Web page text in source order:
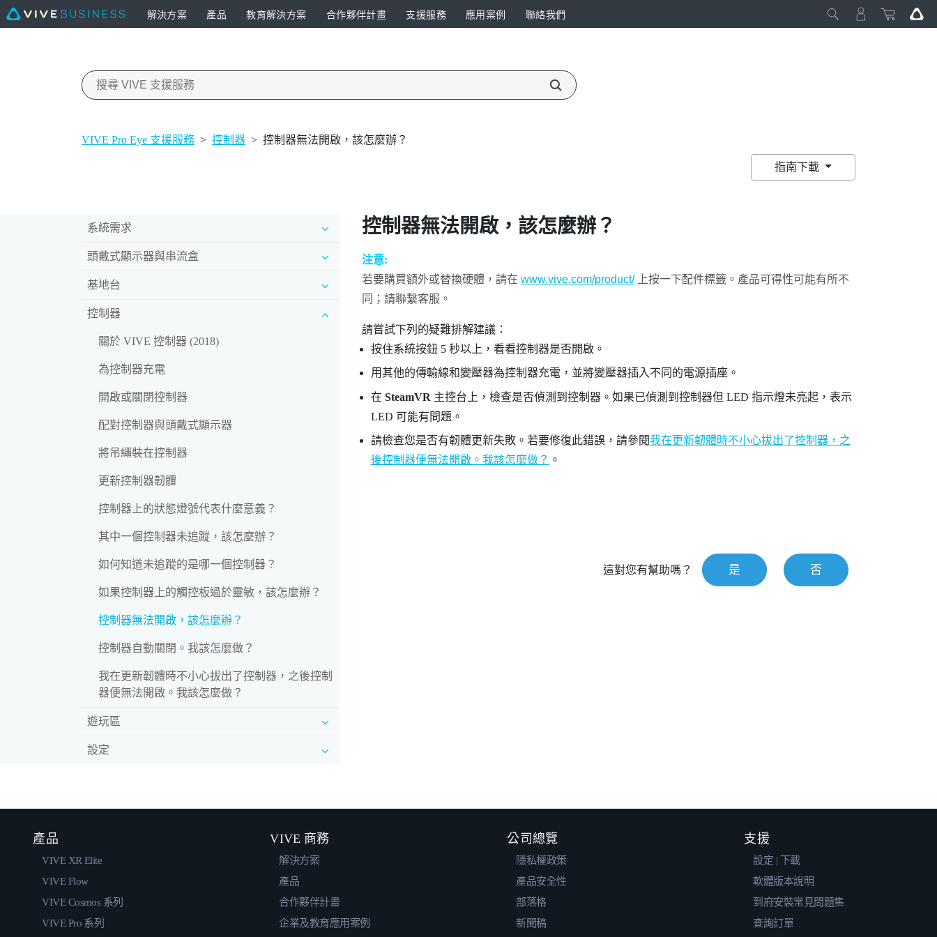
解決方案 產品 教育解決方案 合作夥伴計畫 支援服務 應用案例 聯絡我們
VIVE Pro Eye 支援服務 > 控制器 > 控制器無法開啟，該怎麼辦？
指南下載
系統需求
頭戴式顯示器與串流盒
基地台
控制器
關於 VIVE 控制器 (2018)
為控制器充電
開啟或關閉控制器
配對控制器與頭戴式顯示器
將吊繩裝在控制器
更新控制器韌體
控制器上的狀態燈號代表什麼意義？
其中一個控制器未追蹤，該怎麼辦？
如何知道未追蹤的是哪一個控制器？
如果控制器上的觸控板過於靈敏，該怎麼辦？
控制器無法開啟，該怎麼辦？
控制器自動關閉。我該怎麼做？
我在更新韌體時不小心拔出了控制器，之後控制
器便無法開啟。我該怎麼做？
遊玩區
設定
控制器無法開啟，該怎麼辦？
注意:
若要購買額外或替換硬體，請在 www.vive.com/product/上按一下配件標籤。產品可得性可能有所不
同；請聯繫客服。
請嘗試下列的疑難排解建議：
按住系統按鈕 5 秒以上，看看控制器是否開啟。
用其他的傳輸線和變壓器為控制器充電，並將變壓器插入不同的電源插座。
在 SteamVR 主控台上，檢查是否偵測到控制器。如果已偵測到控制器但 LED 指示燈未亮起，表示
LED 可能有問題。
請檢查您是否有韌體更新失敗。若要修復此錯誤，請參閱我在更新韌體時不小心拔出了控制器，之
後控制器便無法開啟。我該怎麼做？ 。
這對您有幫助嗎？ 是 否
產品
VIVE XR Elite
VIVE Flow
VIVE Cosmos 系列
VIVE Pro 系列
VIVE 商務
解決方案
產品
合作夥伴計畫
企業及教育應用案例
公司總覽
隱私權政策
產品安全性
部落格
新聞稿
支援
設定 | 下載
軟體版本說明
到府安裝常見問題集
查詢訂單